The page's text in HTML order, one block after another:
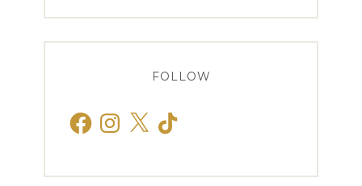
FOLLOW
FacebookInstagram
X TikTok